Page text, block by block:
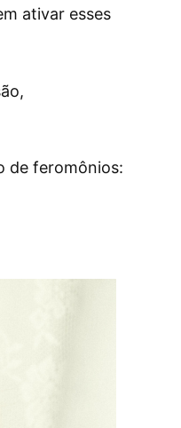
ativar esses
de feromônios: